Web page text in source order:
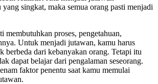
singkat, maka semua orang pasti menjadi
membutuhkan proses, pengetahuan,
Untuk menjadi jutawan, kamu harus
berbeda dari kebanyakan orang. Tetapi itu
dapat belajar dari pengalaman seseorang.
faktor penentu saat kamu memulai